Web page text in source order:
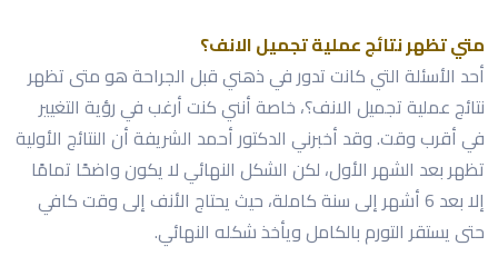
متي تظهر نتائج عملية تجميل الانف؟
أحد الأسئلة التي كانت تدور في ذهني قبل الجراحة هو متى تظهر
نتائج عملية تجميل الانف؟، خاصة أنني كنت أرغب في رؤية التغيير
في أقرب وقت. وقد أخبرني الدكتور أحمد الشريفة أن النتائج الأولية
تظهر بعد الشهر الأول، لكن الشكل النهائي لا يكون واضحًا تمامًا
إلا بعد 6 أشهر إلى سنة كاملة، حيث يحتاج الأنف إلى وقت كافي
حتى يستقر التورم بالكامل ويأخذ شكله النهائي.